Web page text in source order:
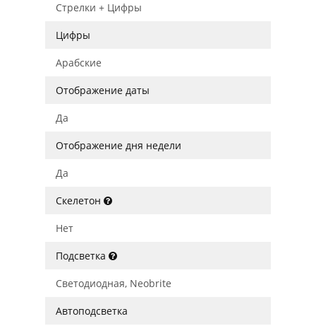
Стрелки + Цифры
Цифры
Арабские
Отображение даты
Да
Отображение дня недели
Да
Скелетон
Нет
Подсветка
Светодиодная, Neobrite
Автоподсветка